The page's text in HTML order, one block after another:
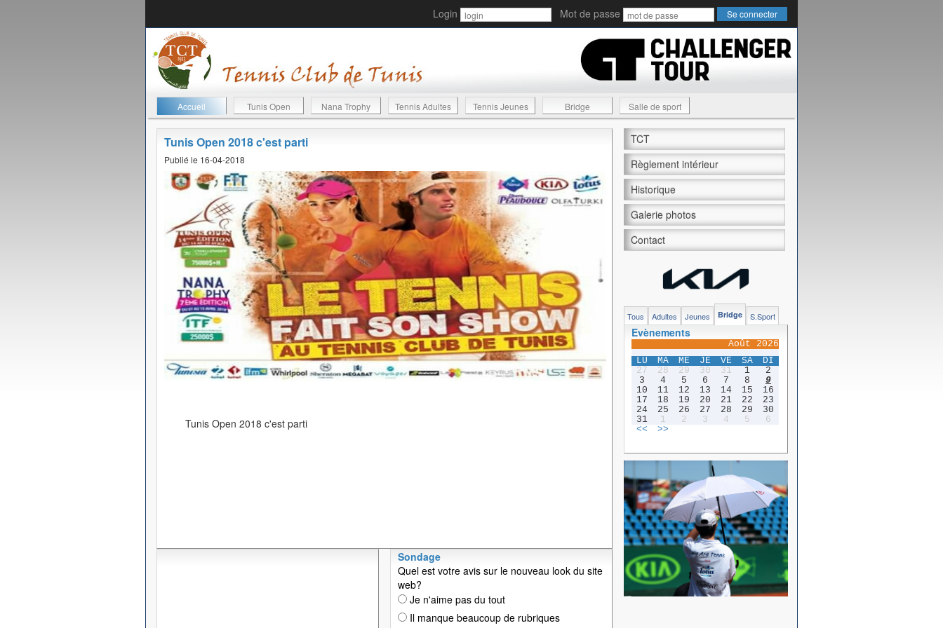
Login Mot de passe
Accueil Tunis Open Nana Trophy Tennis Adultes Tennis Jeunes Bridge Salle de sport
Tunis Open 2018 c'est parti
Publié le 16-04-2018
Tunis Open 2018 c'est parti
Sondage
Quel est votre avis sur le nouveau look du site
web?
Je n'aime pas du tout
Il manque beaucoup de rubriques
TCT
Règlement intérieur
Historique
Galerie photos
Contact
Tous Adultes Jeunes Bridge S.Sport
Evènements
Août 2026
LU
MA ME JE VE SA
DI
27
28 29 30 31 1
2
3
4 5 6 7 8
9
10
11 12 13 14 15
16
17
18 19 20 21 22
23
24
25 26 27 28 29
30
31
1 2 3 4 5
6
<<
>>